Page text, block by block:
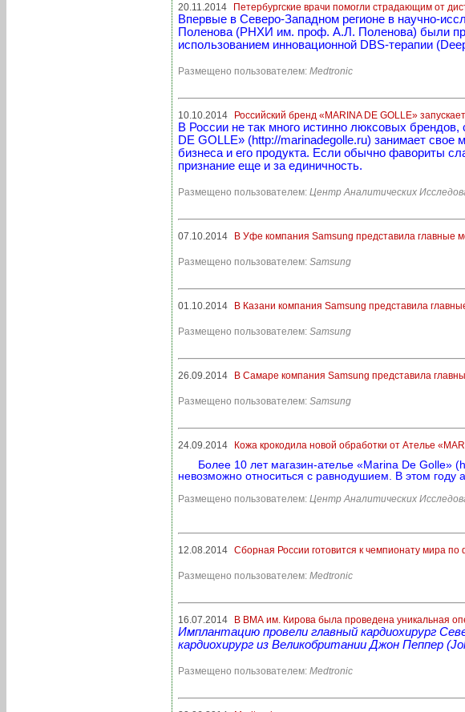
20.11.2014 Петербургские врачи помогли страдающим от
Впервые в Северо-Западном регионе в научно-
Поленова (РНХИ им. проф. А.Л. Поленова) были
использованием инновационной DBS-терапии
Размещено пользователем: Medtronic
10.10.2014 Российский бренд «MARINA DE GOLLE»
В России не так много истинно люксовых
DE GOLLE» (http://marinadegolle.ru) занимает
бизнеса и его продукта. Если обычно фавориты
признание еще и за единичность.
Размещено пользователем: Центр Аналитических
07.10.2014 В Уфе компания Samsung представила главные
Размещено пользователем: Samsung
01.10.2014 В Казани компания Samsung представила
Размещено пользователем: Samsung
26.09.2014 В Самаре компания Samsung представила
Размещено пользователем: Samsung
24.09.2014 Кожа крокодила новой обработки от Ателье
Более 10 лет магазин-ателье «Marina De Golle»
невозможно относиться с равнодушием. В этом
Размещено пользователем: Центр Аналитических
12.08.2014 Сборная России готовится к чемпионату мира
Размещено пользователем: Medtronic
16.07.2014 В ВМА им. Кирова была проведена уникальная
Имплантацию провели главный кардиохирург
кардиохирург из Великобритании Джон Пеппер
Размещено пользователем: Medtronic